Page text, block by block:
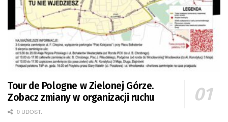
Tour de Pologne w Zielonej Górze.
Zobacz zmiany w organizacji ruchu
0 UDOST.